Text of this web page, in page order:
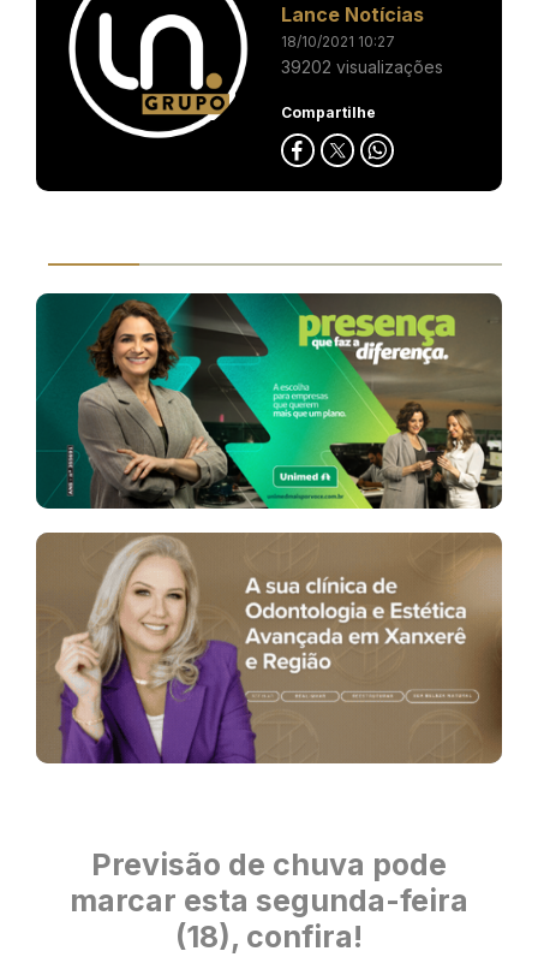
Lance Notícias
18/10/2021 10:27
39202 visualizações
Compartilhe
Previsão de chuva pode
marcar esta segunda-feira
(18), confira!